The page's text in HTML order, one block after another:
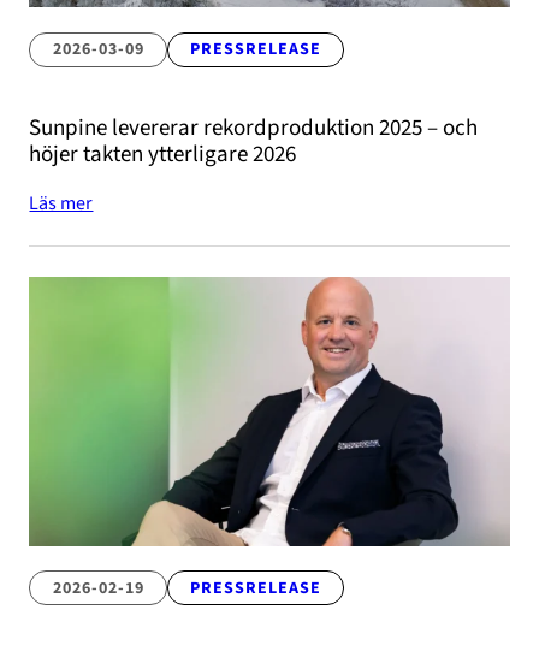
2026-03-09 PRESSRELEASE
Sunpine levererar rekordproduktion 2025 – och
höjer takten ytterligare 2026
Läs mer
2026-02-19 PRESSRELEASE